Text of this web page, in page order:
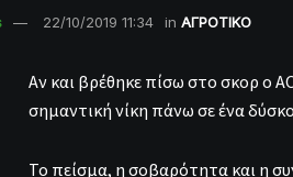
22/10/2019 11:34 in ΑΓΡΟΤΙΚΟ
Αν και βρέθηκε πίσω στο σκορ ο
σημαντική νίκη πάνω σε ένα
Το πείσμα, η σοβαρότητα και η